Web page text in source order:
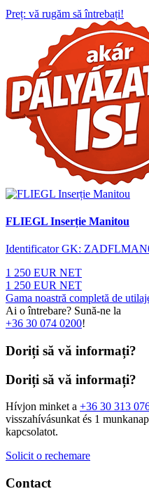
Preț: vă rugăm să întrebați!
FLIEGL Inserție Manitou
Identificator GK:
1 250 EUR NET
1 250 EUR NET
Gama noastră completă de
Ai o întrebare? Sună-ne la
+36 30 074 0200!
Doriți să vă informați?
Doriți să vă informați?
Hívjon minket a +36 30 313
visszahívásunkat és 1
kapcsolatot.
Solicit o rechemare
Contact